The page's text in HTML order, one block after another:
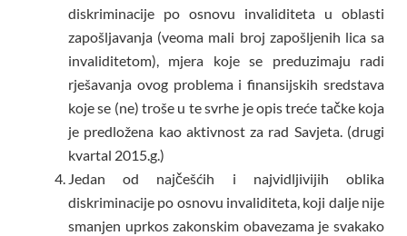
diskriminacije po osnovu invaliditeta u oblasti
zapošljavanja (veoma mali broj zapošljenih lica sa
invaliditetom), mjera koje se preduzimaju radi
rješavanja ovog problema i finansijskih sredstava
koje se (ne) troše u te svrhe je opis treće tačke koja
je predložena kao aktivnost za rad Savjeta. (drugi
kvartal 2015.g.)
Jedan od najčešćih i najvidljivijih oblika
diskriminacije po osnovu invaliditeta, koji dalje nije
smanjen uprkos zakonskim obavezama je svakako